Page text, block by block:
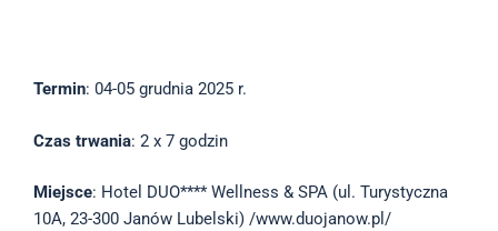
Termin: 04-05 grudnia 2025 r.
Czas trwania: 2 x 7 godzin
Miejsce: Hotel DUO**** Wellness & SPA (ul. Turystyczna
10A, 23-300 Janów Lubelski) /www.duojanow.pl/